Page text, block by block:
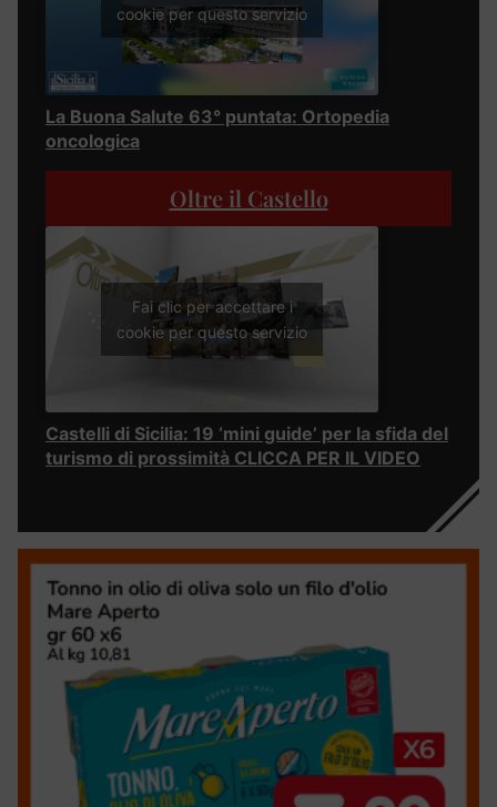
cookie per questo servizio
La Buona Salute 63° puntata: Ortopedia
oncologica
Oltre il Castello
Fai clic per accettare i
cookie per questo servizio
Castelli di Sicilia: 19 ‘mini guide’ per la sfida del
turismo di prossimità CLICCA PER IL VIDEO